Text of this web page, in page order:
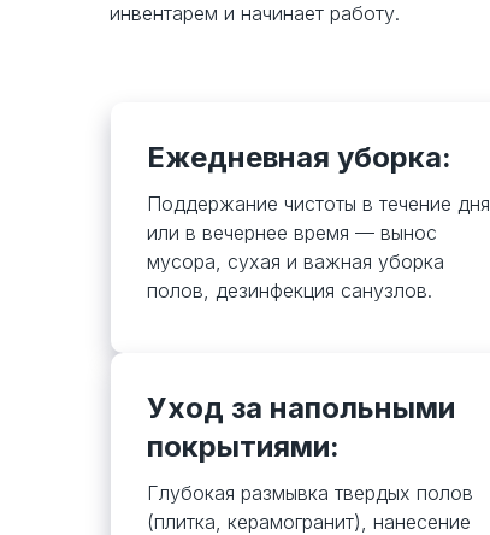
инвентарем и начинает работу.
Ежедневная уборка:
Поддержание чистоты в течение дня
или в вечернее время — вынос
мусора, сухая и важная уборка
полов, дезинфекция санузлов.
Уход за напольными
покрытиями:
Глубокая размывка твердых полов
(плитка, керамогранит), нанесение